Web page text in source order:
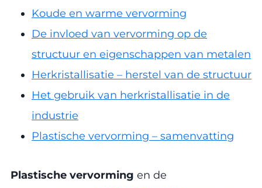
Koude en warme vervorming
De invloed van vervorming op de
structuur en eigenschappen van metalen
Herkristallisatie – herstel van de structuur
Het gebruik van herkristallisatie in de
industrie
Plastische vervorming – samenvatting
Plastische vervorming en de